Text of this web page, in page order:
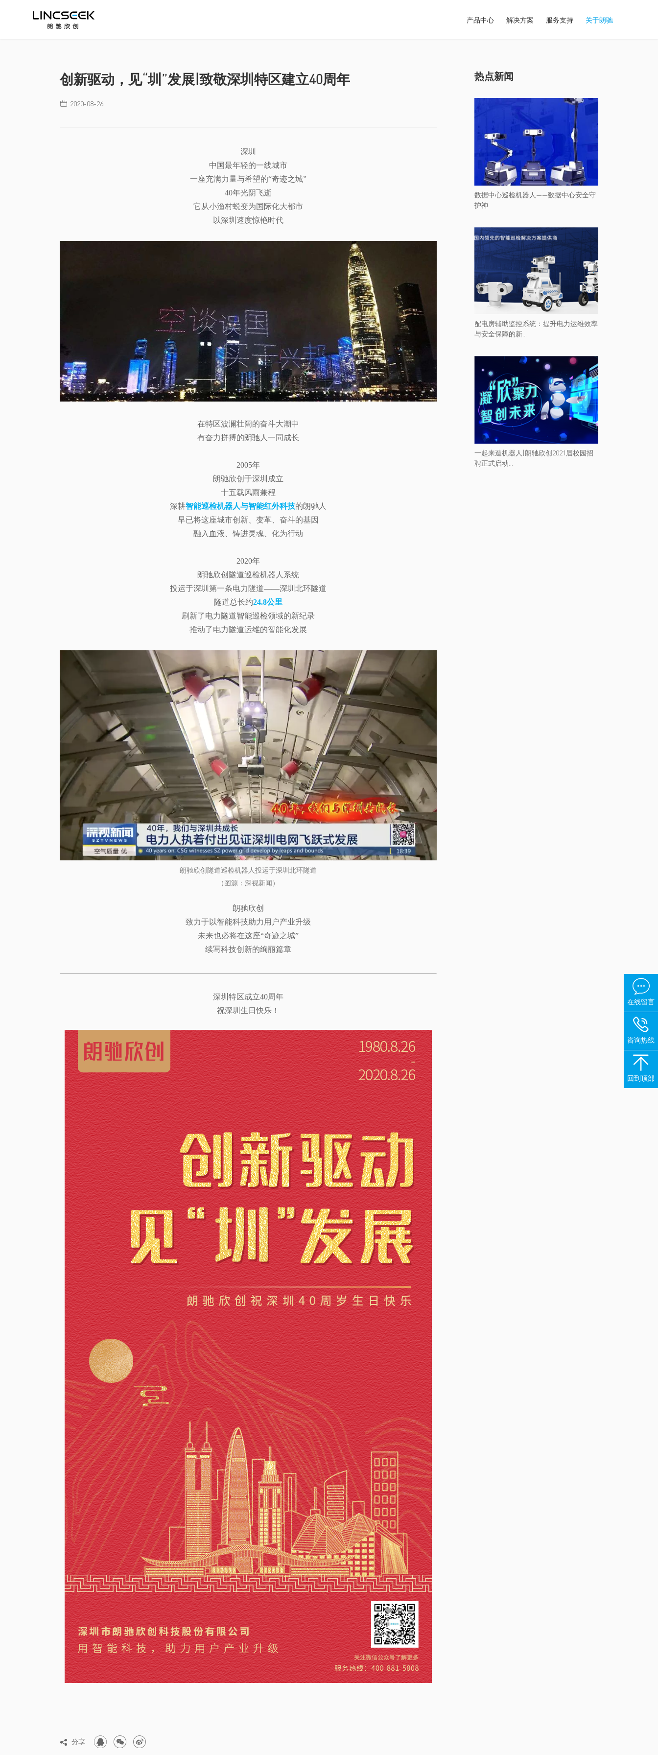
产品中心 解决方案 服务支持 关于朗驰
创新驱动，见“圳”发展|致敬深圳特区建立40周年
 2020-08-26
深圳
中国最年轻的一线城市
一座充满力量与希望的“奇迹之城”
40年光阴飞逝
它从小渔村蜕变为国际化大都市
以深圳速度惊艳时代
在特区波澜壮阔的奋斗大潮中
有奋力拼搏的朗驰人一同成长
2005年
朗驰欣创于深圳成立
十五载风雨兼程
深耕智能巡检机器人与智能红外科技的朗驰人
早已将这座城市创新、变革、奋斗的基因
融入血液、铸进灵魂、化为行动
2020年
朗驰欣创隧道巡检机器人系统
投运于深圳第一条电力隧道——深圳北环隧道
隧道总长约24.8公里
刷新了电力隧道智能巡检领域的新纪录
推动了电力隧道运维的智能化发展
朗驰欣创隧道巡检机器人投运于深圳北环隧道
（图源：深视新闻）
朗驰欣创
致力于以智能科技助力用户产业升级
未来也必将在这座“奇迹之城”
续写科技创新的绚丽篇章
深圳特区成立40周年
祝深圳生日快乐！
 分享   
热点新闻
数据中心巡检机器人——数据中心安全守
护神
配电房辅助监控系统：提升电力运维效率
与安全保障的新...
一起来造机器人|朗驰欣创2021届校园招
聘正式启动...

在线留言

咨询热线

回到顶部